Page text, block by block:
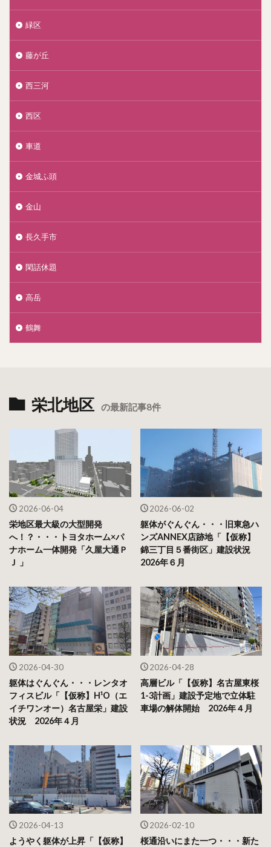
緑区
藤が丘
西三河
西区
車道
金城ふ頭
金山
長久手市
閑話休題
高岳
鶴舞
栄北地区 の最新記事8件
2026-06-04
栄地区最大級の大型開発
へ！？・・・トヨタホーム×パ
ナホーム一体開発「久屋大通Ｐ
Ｊ 」
2026-06-02
躯体がぐんぐん・・・旧東急ハ
ンズANNEX店跡地「【仮称】
錦三丁目５番街区」建設状況
2026年６月
2026-04-30
躯体はぐんぐん・・・レンタオ
フィスビル「【仮称】H¹O（エ
イチワンオー）名古屋栄」建設
状況 2026年４月
2026-04-28
高層ビル「【仮称】名古屋東桜
1-3計画」建設予定地で立体駐
車場の解体開始 2026年４月
2026-04-13
ようやく躯体が上昇「【仮称】
2026-02-10
桜通沿いにまた一つ・・・新た